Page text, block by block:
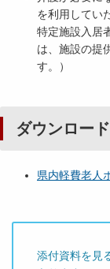
を利用してい
特定施設入居
は、施設の提
す。）
ダウンロード
県内軽費老人
添付資料を見